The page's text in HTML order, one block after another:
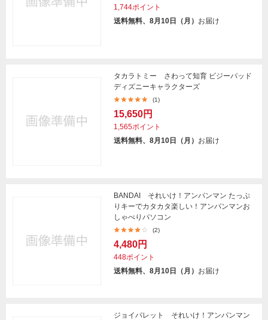
1,744ポイント
送料無料、8月10日（月） お届け
タカラトミー さわって知育 ビジーパッド
ディズニーキャラクターズ
(1)
15,650円
1,565ポイント
送料無料、8月10日（月） お届け
BANDAI それいけ！アンパンマン たっぷ
りキーでカタカタ楽しい！アンパンマンお
しゃべりパソコン
(2)
4,480円
448ポイント
送料無料、8月10日（月） お届け
ジョイパレット それいけ！アンパンマン